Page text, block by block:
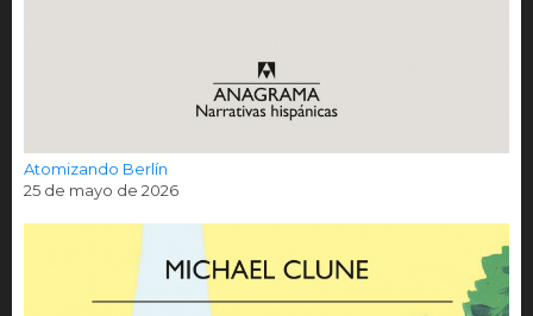
Atomizando Berlín
25 de mayo de 2026